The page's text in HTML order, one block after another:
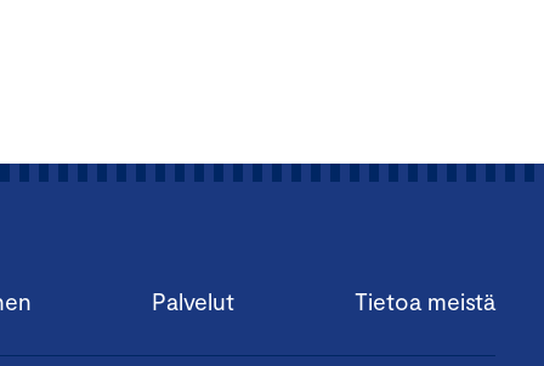
Palvelut Tietoa meistä